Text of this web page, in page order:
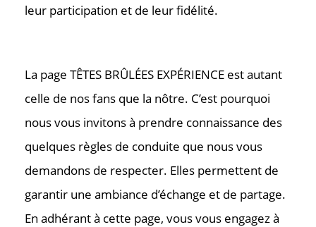
leur participation et de leur fidélité.
La page TÊTES BRÛLÉES EXPÉRIENCE est autant
celle de nos fans que la nôtre. C’est pourquoi
nous vous invitons à prendre connaissance des
quelques règles de conduite que nous vous
demandons de respecter. Elles permettent de
garantir une ambiance d’échange et de partage.
En adhérant à cette page, vous vous engagez à